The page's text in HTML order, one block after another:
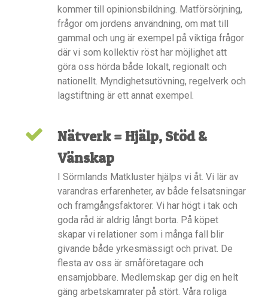
kommer till opinionsbildning. Matförsörjning,
frågor om jordens användning, om mat till
gammal och ung är exempel på viktiga frågor
där vi som kollektiv röst har möjlighet att
göra oss hörda både lokalt, regionalt och
nationellt. Myndighetsutövning, regelverk och
lagstiftning är ett annat exempel.
Nätverk = Hjälp, Stöd &
Vänskap
I Sörmlands Matkluster hjälps vi åt. Vi lär av
varandras erfarenheter, av både felsatsningar
och framgångsfaktorer. Vi har högt i tak och
goda råd är aldrig långt borta. På köpet
skapar vi relationer som i många fall blir
givande både yrkesmässigt och privat. De
flesta av oss är småföretagare och
ensamjobbare. Medlemskap ger dig en helt
gäng arbetskamrater på stört. Våra roliga